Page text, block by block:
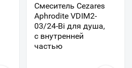
Смеситель Cezares
Aphrodite VDIM2-
03/24-Bi для душа,
с внутренней
частью